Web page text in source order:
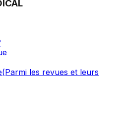
(Parmi les revues et leurs